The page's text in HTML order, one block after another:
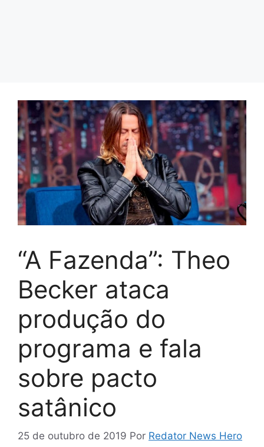
“A Fazenda”: Theo
Becker ataca
produção do
programa e fala
sobre pacto
satânico
25 de outubro de 2019 Por Redator News Hero